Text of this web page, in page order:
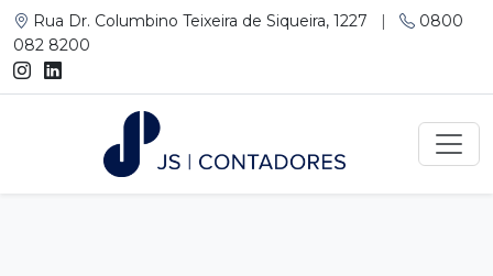
Rua Dr. Columbino Teixeira de Siqueira, 1227 |
0800
082 8200